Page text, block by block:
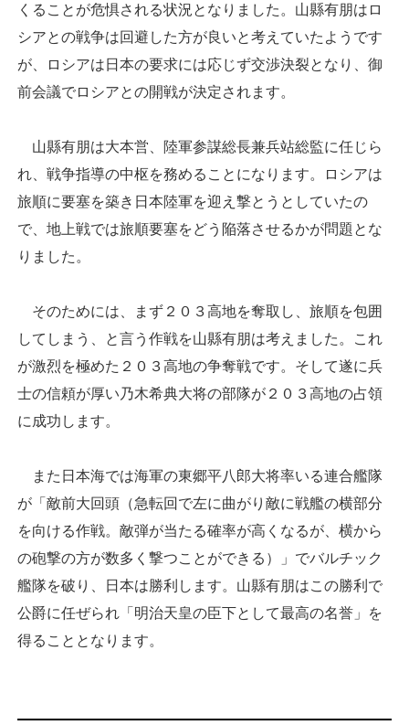
くることが危惧される状況となりました。山縣有朋はロ
シアとの戦争は回避した方が良いと考えていたようです
が、ロシアは日本の要求には応じず交渉決裂となり、御
前会議でロシアとの開戦が決定されます。
山縣有朋は大本営、陸軍参謀総長兼兵站総監に任じら
れ、戦争指導の中枢を務めることになります。ロシアは
旅順に要塞を築き日本陸軍を迎え撃とうとしていたの
で、地上戦では旅順要塞をどう陥落させるかが問題とな
りました。
そのためには、まず２０３高地を奪取し、旅順を包囲
してしまう、と言う作戦を山縣有朋は考えました。これ
が激烈を極めた２０３高地の争奪戦です。そして遂に兵
士の信頼が厚い乃木希典大将の部隊が２０３高地の占領
に成功します。
また日本海では海軍の東郷平八郎大将率いる連合艦隊
が「敵前大回頭（急転回で左に曲がり敵に戦艦の横部分
を向ける作戦。敵弾が当たる確率が高くなるが、横から
の砲撃の方が数多く撃つことができる）」でバルチック
艦隊を破り、日本は勝利します。山縣有朋はこの勝利で
公爵に任ぜられ「明治天皇の臣下として最高の名誉」を
得ることとなります。